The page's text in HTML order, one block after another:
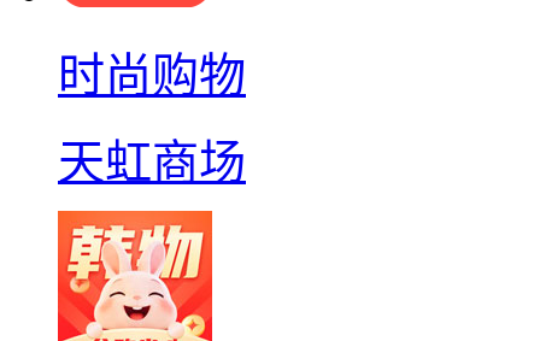
时尚购物
天虹商场